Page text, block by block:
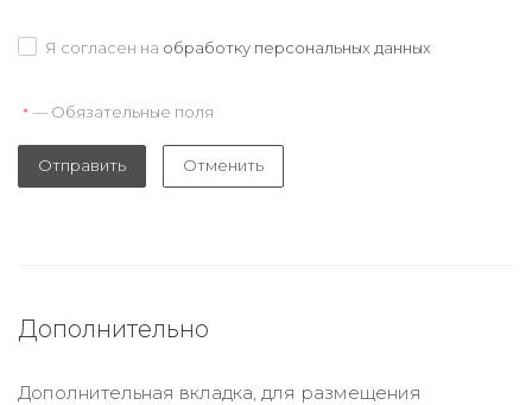
Я согласен на обработку персональных данных
* — Обязательные поля
Отправить Отменить
Дополнительно
Дополнительная вкладка, для размещения